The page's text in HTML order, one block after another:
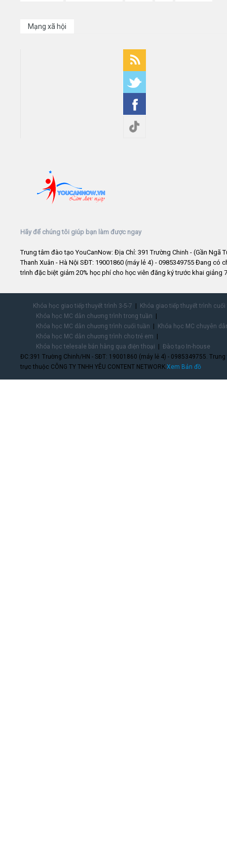
Mạng xã hội
Hãy để chúng tôi giúp bạn làm được ngay
Trung tâm đào tạo YouCanNow: Địa Chỉ: 391 Trường Chinh - (Gần Ngã
Thanh Xuân - Hà Nội SĐT: 19001860 (máy lẻ 4) - 0985349755 Đang có
trình đặc biệt giảm 20% học phí cho học viên đăng ký trước khai giảng
Khóa học giao tiếp thuyết trình 3-5-7
Khóa giao tiếp thuyết trình
Khóa học MC dẫn chương trình trong tuần
Khóa học MC dẫn chương trình cuối tuần
Khóa học MC chuyên
Khóa học MC dẫn chương trình cho trẻ em
Khóa học telesale bán hàng qua điện thoại
Đào tạo In-house
ĐC:391 Trường Chinh/HN - SĐT: 19001860 (máy lẻ 4) - 0985349755.
trực thuộc CÔNG TY TNHH YÊU CONTENT NETWORK.Xem Bản đồ